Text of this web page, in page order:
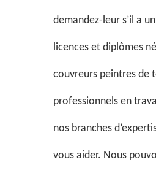
demandez-leur s’il a
licences et diplômes
couvreurs peintres de
professionnels en
nos branches
vous aider. Nous